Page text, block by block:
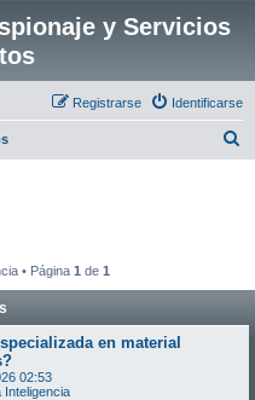
y Servicios
Identificarse
Registrarse
• Página 1 de 1
en material
02:53
Inteligencia